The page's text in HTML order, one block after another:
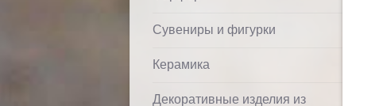
Сувениры и фигурки
Керамика
Декоративные изделия из